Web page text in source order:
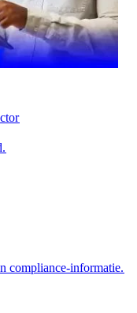
compliance-informatie.​​